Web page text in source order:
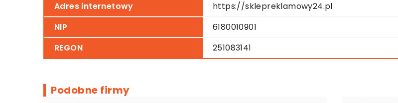
Adres internetowy
https://sklepreklamowy24.pl
NIP
6180010901
REGON
251083141
Podobne firmy